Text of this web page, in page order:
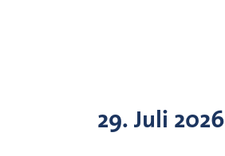
29. Juli 2026